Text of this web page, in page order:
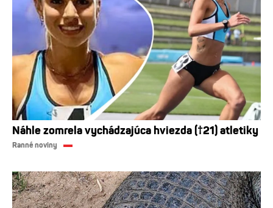
Náhle zomrela vychádzajúca hviezda (†21) atletiky
Ranné noviny